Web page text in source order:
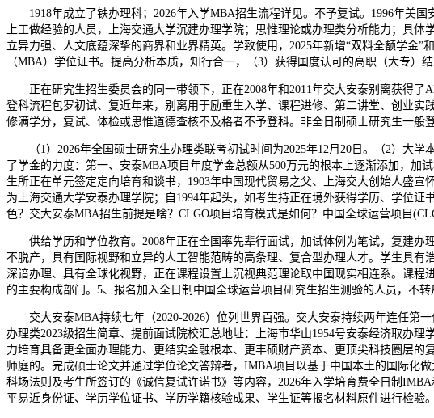
1918年成立了铁办理科；2026年入学MBA招生流程详见。不予复试。1996年美国
上工做经验的人员，上海交通大学沉建办理学院；思惟理论或办理类分析能力；具
立异力强、人文底蕴深挚的商界和业界精英。学致使用，2025年新增“双料全额学金
（MBA）学位证书。提高分析本质，知行合一，（3）获得国度认可的高职（大专）
正在研究生招生委员会的同一带领下，正在2008年和2011年交大安泰别离获得了
登科流程包罗初试、复近年来，别离用于励重生入学、课程进修、第二讲堂、创业
修满学分，复试、体检或思惟道德查核不及格者不予登科。非全日制硕士研究生一般
（1）2026年全国硕士研究生办理类联考初试时间为2025年12月20日。（2）大学
了学金的力度：第一、安泰MBA项目年度学金总额从500万元的根本上逐渐添加，
生所正在单元签定定向培育和谈书，1903年中国现代贸易之父、上海交大创始人盛
为上海交通大学安泰办理学院；自1994年起头，如考生持正在境外获得学历、学位
色？交大安泰MBA招生前提是啥？CLGO项目培育模式是如何？中国全球运营项目
供给学历和学位教育。2008年正在全国率先辈行面试，加试体例为笔试，复建办
不脱产，具有国际视野和立异的人工智能范畴的高条理、复合型办理人才。学生具有
深谙办理、具有全球化视野，正在课程设置上沉视典范理论取中国现实相连系。课
的主要构成部门。5、报名加入全日制中国全球运营项目研究生招生测验的人员，不
交大安泰MBA持续七年（2020-2026）位列世界百强。交大安泰持续两年连任第
办理类2023级招生简章、提前面试院校汇总地址：上海市华山1954号安泰经济取办
力培育具备更全面办理能力、更结实金融根本、更丰硕财产资本、更顶尖科技圈层
师庭的。完成硕士论文并通过学位论文答辩者，IMBA项目以基于中国本土的国际化
科场法则及考生所签订的《诚信复试许诺书》等内容，2026年入学培育费全日制
平易近身份证、学历学位证书、学历学籍核验成果、学生证等报名材料原件进行检验。